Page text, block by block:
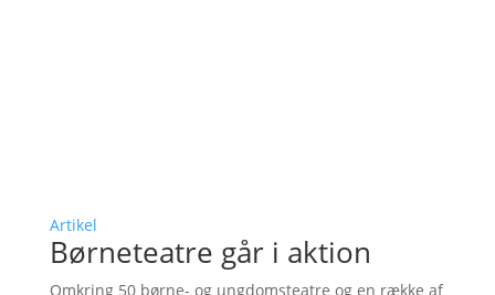
Artikel
Børneteatre går i aktion
Omkring 50 børne- og ungdomsteatre og en række af